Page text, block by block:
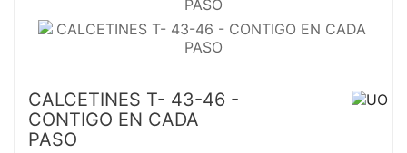
CALCETINES T- 43-46 -
CONTIGO EN CADA
PASO